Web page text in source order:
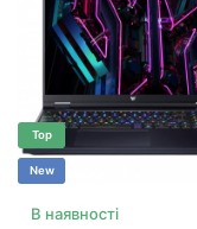
Top
New
В наявності